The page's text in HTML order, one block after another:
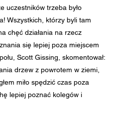
uczestników trzeba było
Wszystkich, którzy byli tam
chęć działania na rzecz
się lepiej poza miejscem
Scott Gissing, skomentował:
drzew z powrotem w ziemi,
miło spędzić czas poza
lepiej poznać kolegów i